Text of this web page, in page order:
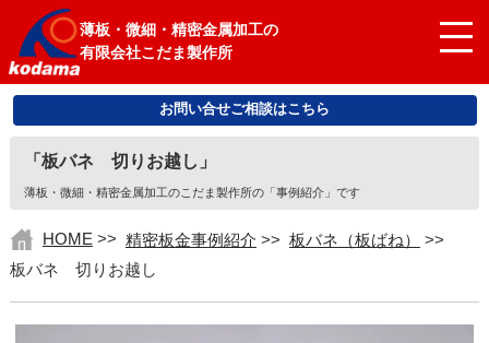
薄板・微細・精密金属加工の
有限会社こだま製作所
お問い合せご相談はこちら
「板バネ 切りお越し」
薄板・微細・精密金属加工のこだま製作所の「事例紹介」です
HOME >> 精密板金事例紹介 >> 板バネ（板ばね）
>>
板バネ 切りお越し